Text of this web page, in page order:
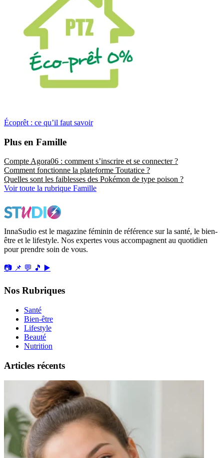
Écoprêt : ce qu’il faut savoir
Plus en Famille
Compte Agora06 : comment s’inscrire et se connecter ?
Comment fonctionne la plateforme Toutatice ?
Quelles sont les faiblesses des Pokémon de type poison ?
Voir toute la rubrique Famille
InnaSudio est le magazine féminin de référence sur la santé, le bien-
être et le lifestyle. Nos expertes vous accompagnent au quotidien
pour prendre soin de vous.
📷 📌 💬 🎵 ▶️
Nos Rubriques
Santé
Bien-être
Lifestyle
Beauté
Nutrition
Articles récents